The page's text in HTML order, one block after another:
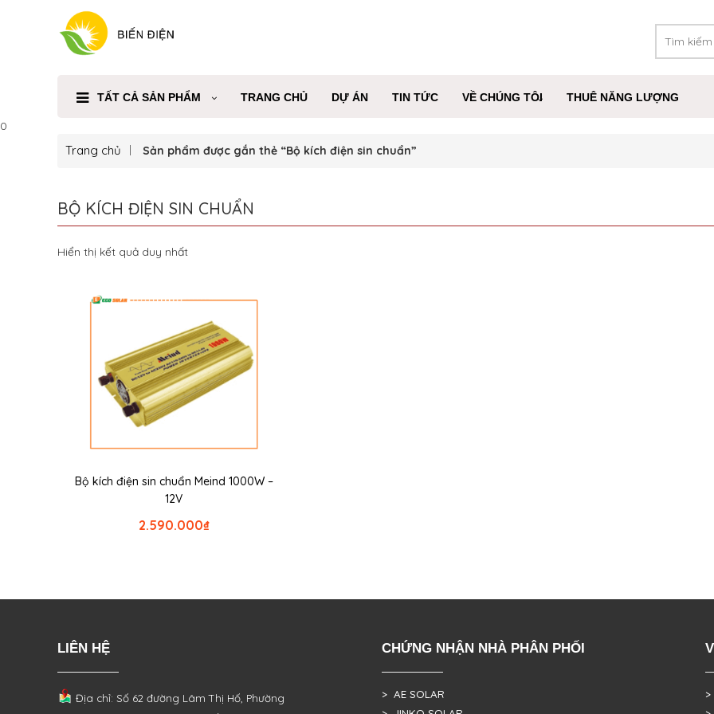
TẤT CẢ SẢN PHẨM TRANG CHỦ DỰ ÁN TIN TỨC VỀ CHÚNG TÔI THUÊ NĂNG LƯỢNG
0
Trang chủ Sản phẩm được gắn thẻ “Bộ kích điện sin chuẩn”
BỘ KÍCH ĐIỆN SIN CHUẨN
Hiển thị kết quả duy nhất
Bộ kích điện sin chuẩn Meind 1000W –
12V
₫
2.590.000
LIÊN HỆ
Địa chỉ: Số 62 đường Lâm Thị Hố, Phường
CHỨNG NHẬN NHÀ PHÂN PHỐI
> AE SOLAR
>